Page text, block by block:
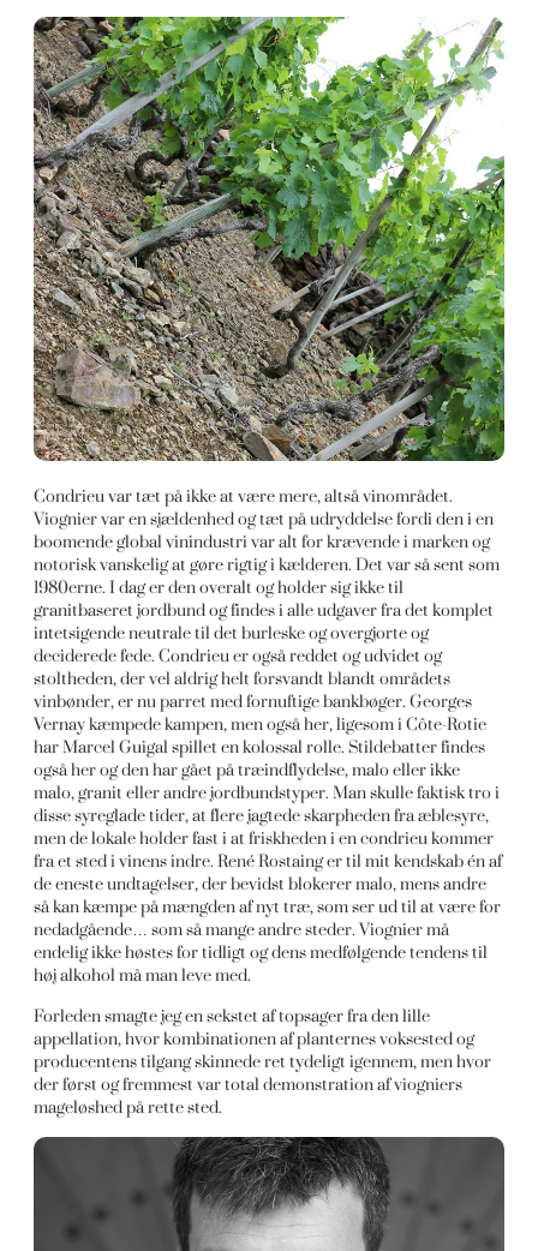
Condrieu var tæt på ikke at være mere, altså vinområdet.
Viognier var en sjældenhed og tæt på udryddelse fordi den i en
boomende global vinindustri var alt for krævende i marken og
notorisk vanskelig at gøre rigtig i kælderen. Det var så sent som
1980erne. I dag er den overalt og holder sig ikke til
granitbaseret jordbund og findes i alle udgaver fra det komplet
intetsigende neutrale til det burleske og overgjorte og
deciderede fede. Condrieu er også reddet og udvidet og
stoltheden, der vel aldrig helt forsvandt blandt områdets
vinbønder, er nu parret med fornuftige bankbøger. Georges
Vernay kæmpede kampen, men også her, ligesom i Côte-Rotie
har Marcel Guigal spillet en kolossal rolle. Stildebatter findes
også her og den har gået på træindflydelse, malo eller ikke
malo, granit eller andre jordbundstyper. Man skulle faktisk tro i
disse syreglade tider, at flere jagtede skarpheden fra æblesyre,
men de lokale holder fast i at friskheden i en condrieu kommer
fra et sted i vinens indre. René Rostaing er til mit kendskab én af
de eneste undtagelser, der bevidst blokerer malo, mens andre
så kan kæmpe på mængden af nyt træ, som ser ud til at være for
nedadgående… som så mange andre steder. Viognier må
endelig ikke høstes for tidligt og dens medfølgende tendens til
høj alkohol må man leve med.
Forleden smagte jeg en sekstet af topsager fra den lille
appellation, hvor kombinationen af planternes voksested og
producentens tilgang skinnede ret tydeligt igennem, men hvor
der først og fremmest var total demonstration af viogniers
mageløshed på rette sted.